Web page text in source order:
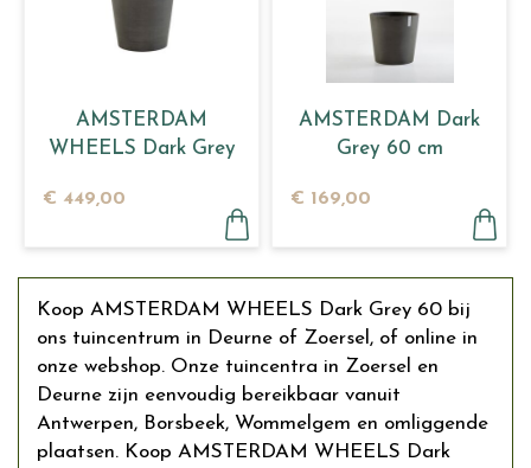
AMSTERDAM
WHEELS Dark Grey
€ 449,00
AMSTERDAM Dark
Grey 60 cm
€ 169,00
Koop AMSTERDAM WHEELS Dark Grey 60 bij
ons tuincentrum in Deurne of Zoersel, of online in
onze webshop. Onze tuincentra in Zoersel en
Deurne zijn eenvoudig bereikbaar vanuit
Antwerpen, Borsbeek, Wommelgem en omliggende
plaatsen. Koop AMSTERDAM WHEELS Dark